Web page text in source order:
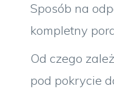
Sposób na
kompletny
Od czego
pod pokrycie